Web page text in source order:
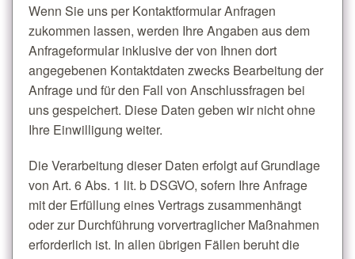
Wenn Sie uns per Kontaktformular Anfragen
zukommen lassen, werden Ihre Angaben aus dem
Anfrageformular inklusive der von Ihnen dort
angegebenen Kontaktdaten zwecks Bearbeitung der
Anfrage und für den Fall von Anschlussfragen bei
uns gespeichert. Diese Daten geben wir nicht ohne
Ihre Einwilligung weiter.
Die Verarbeitung dieser Daten erfolgt auf Grundlage
von Art. 6 Abs. 1 lit. b DSGVO, sofern Ihre Anfrage
mit der Erfüllung eines Vertrags zusammenhängt
oder zur Durchführung vorvertraglicher Maßnahmen
erforderlich ist. In allen übrigen Fällen beruht die